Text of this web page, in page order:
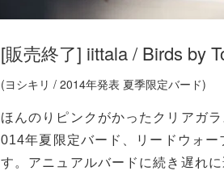
[販売終了] iittala / Birds by
(ヨシキリ / 2014年発表 夏季限定バード)
ほんのりピンクがかったクリアガ
014年夏限定バード、リードウォ
す。アニュアルバードに続き遅れ